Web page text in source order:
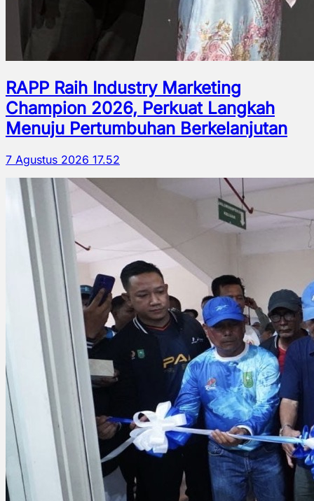
RAPP Raih Industry Marketing
Champion 2026, Perkuat Langkah
Menuju Pertumbuhan Berkelanjutan
7 Agustus 2026 17.52